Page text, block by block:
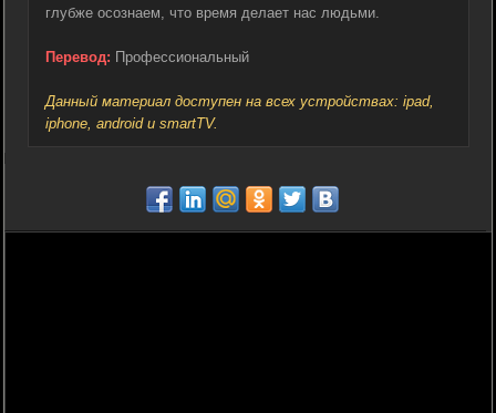
глубже осознаем, что время делает нас людьми.
Перевод: Профессиональный
Данный материал доступен на всех устройствах: ipad,
iphone, android и smartTV.